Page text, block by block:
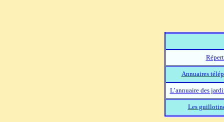
Annuaires
L’annuaire des
Les